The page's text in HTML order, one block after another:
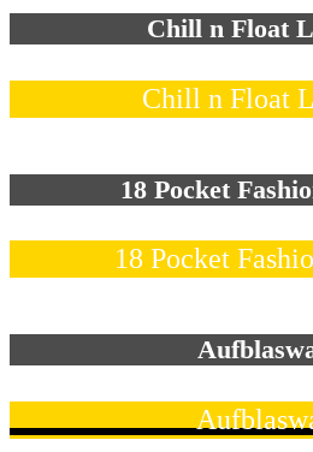
Chill n Float
Chill n Float
18 Pocket
18 Pocket